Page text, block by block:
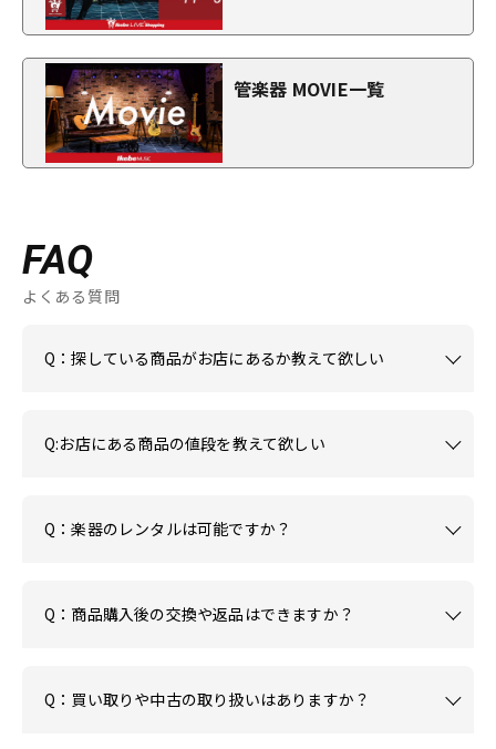
管楽器 MOVIE一覧
FAQ
よくある質問
Q：探している商品がお店にあるか教えて欲しい
Q:お店にある商品の値段を教えて欲しい
Q：楽器のレンタルは可能ですか？
Q：商品購入後の交換や返品はできますか？
Q：買い取りや中古の取り扱いはありますか？